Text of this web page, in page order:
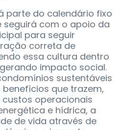
parte do calendário fixo
seguirá com o apoio da
para seguir
correta de
essa cultura dentro
impacto social.
sustentáveis
que trazem,
operacionais
e hídrica, a
de vida através de